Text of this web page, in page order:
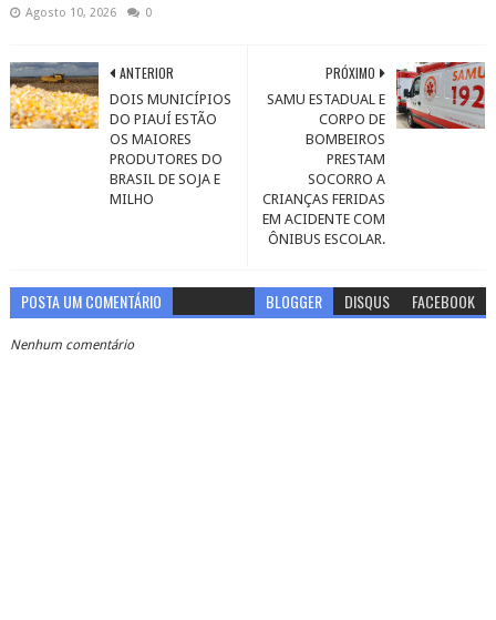
Agosto 10, 2026 0
PRÓXIMO
SAMU ESTADUAL E
CORPO DE
BOMBEIROS
PRESTAM
SOCORRO A
CRIANÇAS FERIDAS
EM ACIDENTE COM
ÔNIBUS ESCOLAR.
ANTERIOR
DOIS MUNICÍPIOS
DO PIAUÍ ESTÃO
OS MAIORES
PRODUTORES DO
BRASIL DE SOJA E
MILHO
POSTA UM COMENTÁRIO BLOGGER DISQUS FACEBOOK
Nenhum comentário